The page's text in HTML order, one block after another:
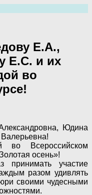
Е.А.,
Е.С. и их
во
Юдина
во Всероссийском
осень»!
участие
разом удивлять
своими чудесными